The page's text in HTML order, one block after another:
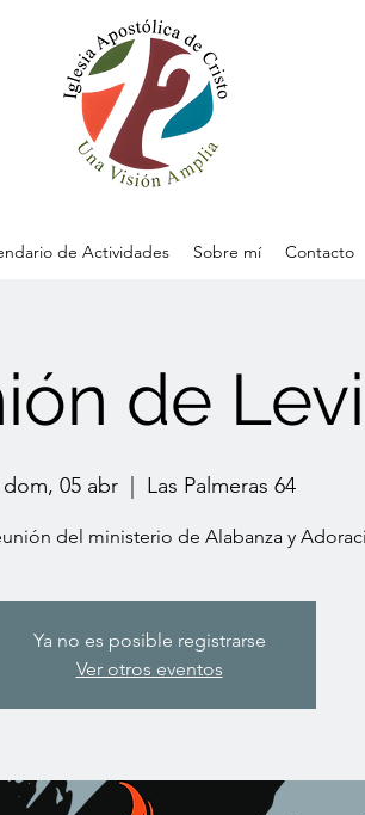
de Actividades Sobre mí Contacto
de
dom, 05 abr
  |
Las Palmeras 64
del ministerio de Alabanza y
Ya no es posible registrarse
Ver otros eventos